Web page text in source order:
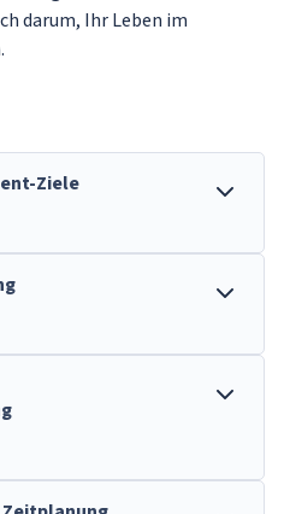
darum, Ihr Leben im
Ziele